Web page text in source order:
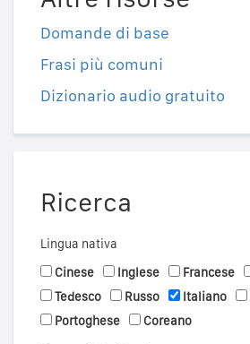
Domande di base
Frasi più comuni
Dizionario audio gratuito
Ricerca
Lingua nativa
Cinese
Inglese Francese
Tedesco
Russo Italiano
Portoghese
Coreano